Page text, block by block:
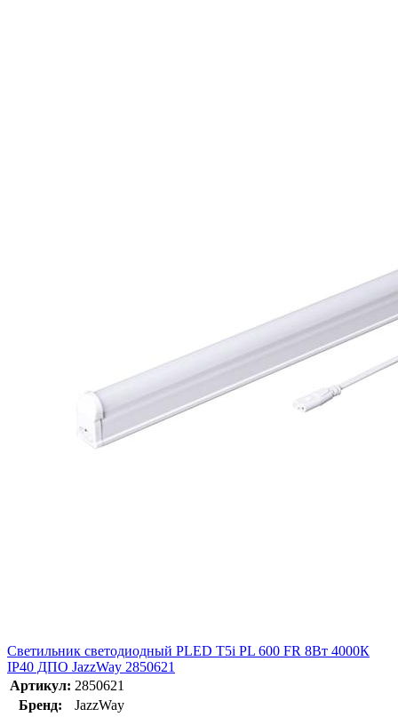
Светильник светодиодный PLED T5i PL 600 FR 8Вт 4000К
IP40 ДПО JazzWay 2850621
Артикул: 2850621
Бренд:
JazzWay